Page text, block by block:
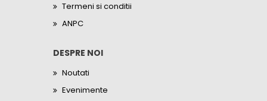
Termeni si conditii
ANPC
DESPRE NOI
Noutati
Evenimente